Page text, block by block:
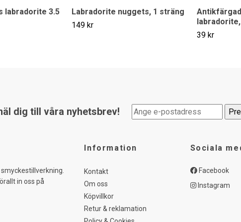
labradorite 3.5
Labradorite nuggets, 1 sträng
149 kr
39 kr
dig till våra nyhetsbrev!
in oss på
Information
Kontakt
Om oss
Köpvillkor
Retur & reklamation
Sociala
Facebook
Instagram